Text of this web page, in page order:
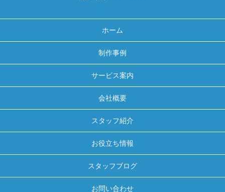
ホーム
制作事例
サービス案内
会社概要
スタッフ紹介
お役立ち情報
スタッフブログ
お問い合わせ